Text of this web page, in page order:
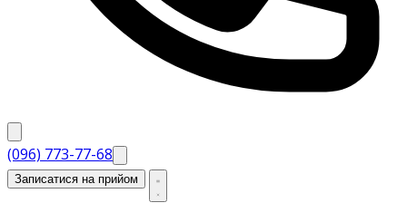
(096) 773-77-68
Записатися на прийом